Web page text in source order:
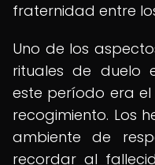
fraternidad entre
Uno de los
rituales de duelo
este período era el
recogimiento. Los
ambiente de
recordar al